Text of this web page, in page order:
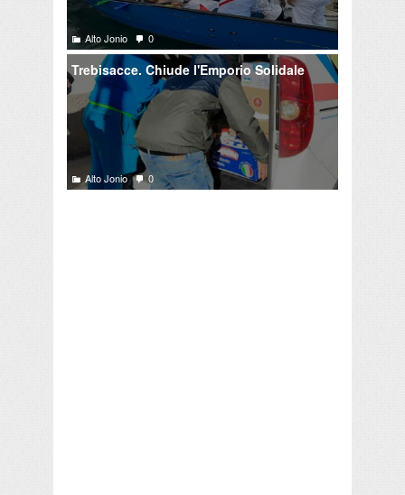
Alto Jonio 0
Trebisacce. Chiude l'Emporio Solidale
Alto Jonio 0